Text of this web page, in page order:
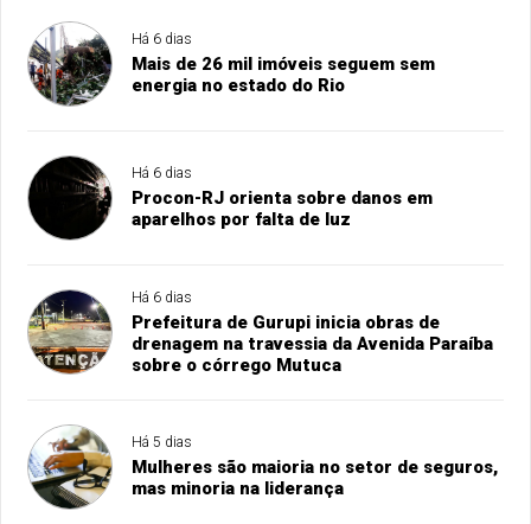
Há 6 dias
Mais de 26 mil imóveis seguem sem
energia no estado do Rio
Há 6 dias
Procon-RJ orienta sobre danos em
aparelhos por falta de luz
Há 6 dias
Prefeitura de Gurupi inicia obras de
drenagem na travessia da Avenida Paraíba
sobre o córrego Mutuca
Há 5 dias
Mulheres são maioria no setor de seguros,
mas minoria na liderança